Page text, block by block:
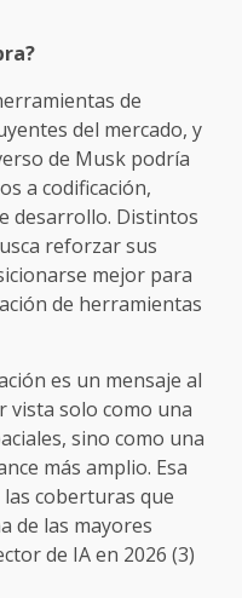
de
del mercado, y
de Musk podría
a codificación,
desarrollo. Distintos
reforzar sus
mejor para
de herramientas
es un mensaje al
vista solo como una
sino como una
más amplio. Esa
coberturas que
de las mayores
de IA en 2026 (3)